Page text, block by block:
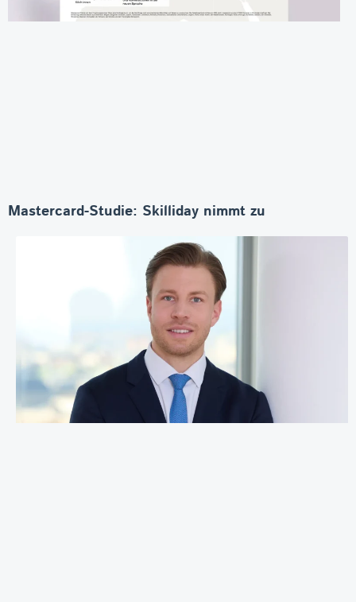
Mastercard-Studie: Skilliday nimmt zu